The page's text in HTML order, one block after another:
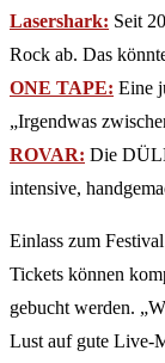
Lasershark: Seit
Rock ab. Das
ONE TAPE: Eine
„Irgendwas
ROVAR: Die
intensive,
Einlass zum
Tickets können
gebucht werden.
Lust auf gute Live-